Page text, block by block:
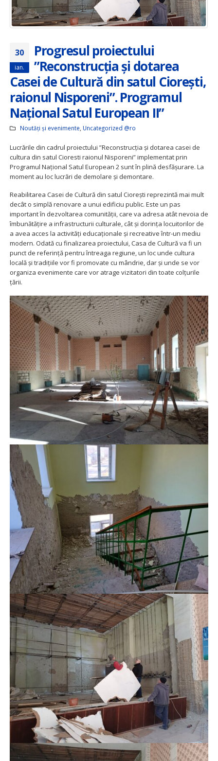
30
ian.
Progresul proiectului
”Reconstrucția și dotarea
Casei de Cultură din satul Ciorești,
raionul Nisporeni”. Programul
Național Satul European II”
Noutăți și evenimente Uncategorized @ro
Lucrările din cadrul proiectului ”Reconstrucția și dotarea casei de
cultura din satul Cioresti raionul Nisporeni” implementat prin
Programul Național Satul European 2 sunt în plină desfășurare. La
moment au loc lucrări de demolare și demontare.
Reabilitarea Casei de Cultură din satul Ciorești reprezintă mai mult
decât o simplă renovare a unui edificiu public. Este un pas
important în dezvoltarea comunității, care va adresa atât nevoia de
îmbunătățire a infrastructurii culturale, cât și dorința locuitorilor de
a avea acces la activități educaționale și recreative într-un mediu
modern. Odată cu finalizarea proiectului, Casa de Cultură va fi un
punct de referință pentru întreaga regiune, un loc unde cultura
locală și tradițiile vor fi promovate cu mândrie, dar și unde se vor
organiza evenimente care vor atrage vizitatori din toate colțurile
țării.